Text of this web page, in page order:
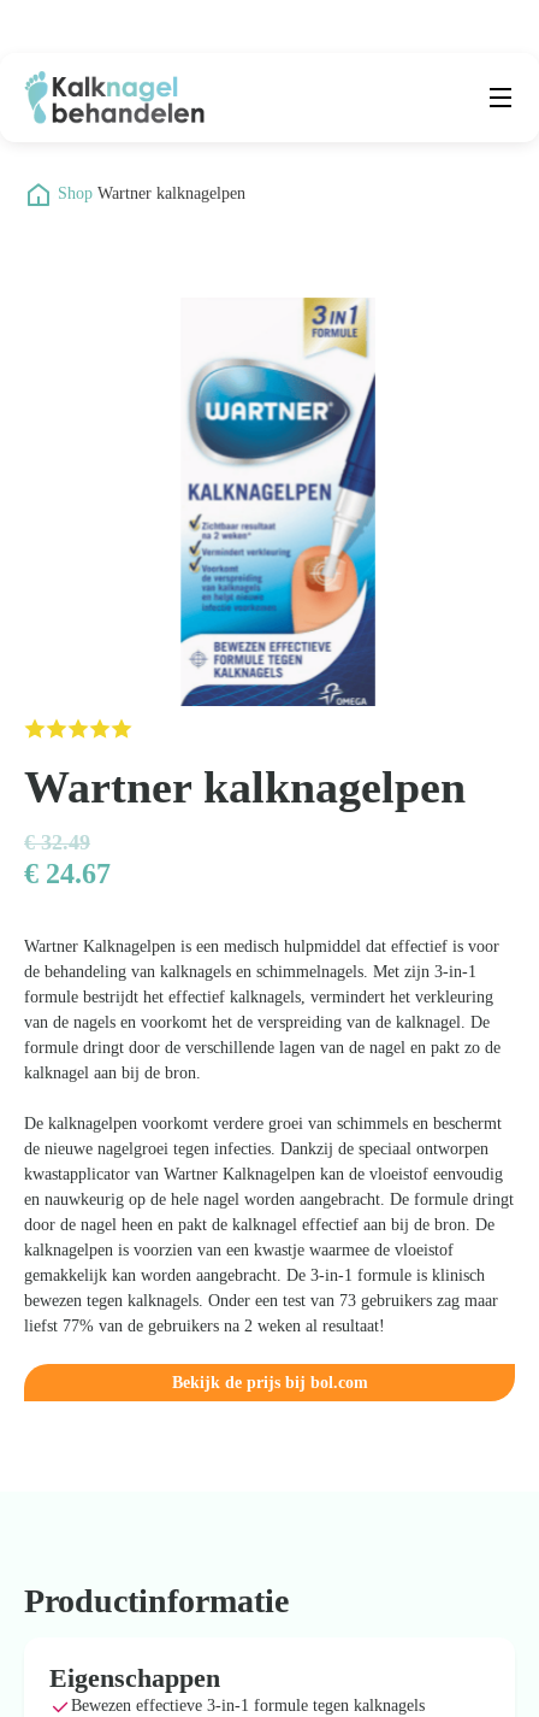
Natuurlijke middelen
Kom van je kalknagels af
Shop Wartner kalknagelpen
Wartner kalknagelpen
€32.49
€ 24.67
Wartner Kalknagelpen is een medisch hulpmiddel dat effectief is voor
de behandeling van kalknagels en schimmelnagels. Met zijn 3-in-1
formule bestrijdt het effectief kalknagels, vermindert het verkleuring
van de nagels en voorkomt het de verspreiding van de kalknagel. De
formule dringt door de verschillende lagen van de nagel en pakt zo de
kalknagel aan bij de bron.
De kalknagelpen voorkomt verdere groei van schimmels en beschermt
de nieuwe nagelgroei tegen infecties. Dankzij de speciaal ontworpen
kwastapplicator van Wartner Kalknagelpen kan de vloeistof eenvoudig
en nauwkeurig op de hele nagel worden aangebracht. De formule dringt
door de nagel heen en pakt de kalknagel effectief aan bij de bron. De
kalknagelpen is voorzien van een kwastje waarmee de vloeistof
gemakkelijk kan worden aangebracht. De 3-in-1 formule is klinisch
bewezen tegen kalknagels. Onder een test van 73 gebruikers zag maar
liefst 77% van de gebruikers na 2 weken al resultaat!
Bekijk de prijs bij bol.com
Productinformatie
Eigenschappen
Bewezen effectieve 3-in-1 formule tegen kalknagels